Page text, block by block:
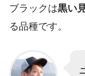
ブラックは黒い
る品種です。